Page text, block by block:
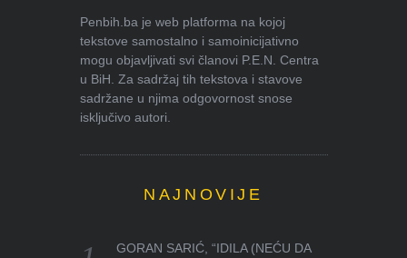
Penbih.ba je web platforma na kojoj
tekstove samostalno i samoinicijativno
mogu objavljivati svi članovi P.E.N. Centra
u BiH. Za sadržaj tih tekstova i stavove
sadržane u njima odgovornost snose
isključivo autori.
NAJNOVIJE
GORAN SARIĆ, “IDILA (NEĆU DA